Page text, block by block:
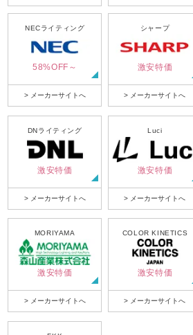
NECライティング
58%OFF～
> メーカーサイトへ
シャープ
激安特価
> メーカーサイトへ
DNライティング
激安特価
> メーカーサイトへ
Luci
激安特価
> メーカーサイトへ
MORIYAMA
激安特価
> メーカーサイトへ
COLOR KINETICS
激安特価
> メーカーサイトへ